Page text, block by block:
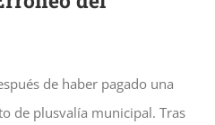
de haber pagado una
de plusvalía municipal. Tras